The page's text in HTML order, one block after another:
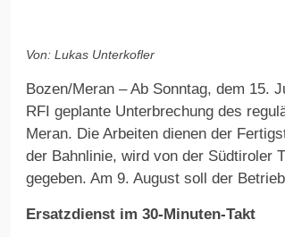
Von: Lukas Unterkofler
Bozen/Meran – Ab Sonntag, dem 15.
RFI geplante Unterbrechung des
Meran. Die Arbeiten dienen der
der Bahnlinie, wird von der Südtiroler
gegeben. Am 9. August soll der
Ersatzdienst im 30-Minuten-Takt